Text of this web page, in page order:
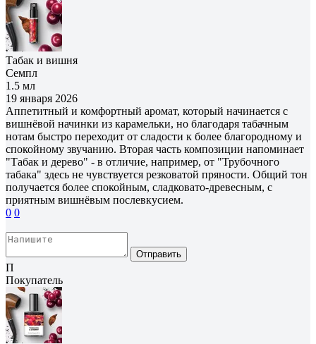
Табак и вишня
Семпл
1.5 мл
19 января 2026
Аппетитный и комфортный аромат, который начинается с
вишнёвой начинки из карамельки, но благодаря табачным
нотам быстро переходит от сладости к более благородному и
спокойному звучанию. Вторая часть композиции напоминает
"Табак и дерево" - в отличие, например, от "Трубочного
табака" здесь не чувствуется резковатой пряности. Общий тон
получается более спокойным, сладковато-древесным, с
приятным вишнёвым послевкусием.
0 0
Отправить
П
Покупатель